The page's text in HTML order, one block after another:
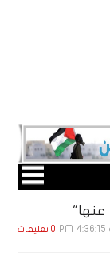
عنها"
0 تعليقات